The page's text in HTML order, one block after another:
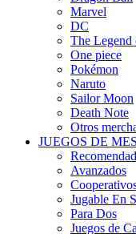
Marvel
DC
The Legend
One piece
Pokémon
Naruto
Sailor Moon
Death Note
Otros
JUEGOS DE
Avanzados
Jugable En
Para Dos
Juegos de